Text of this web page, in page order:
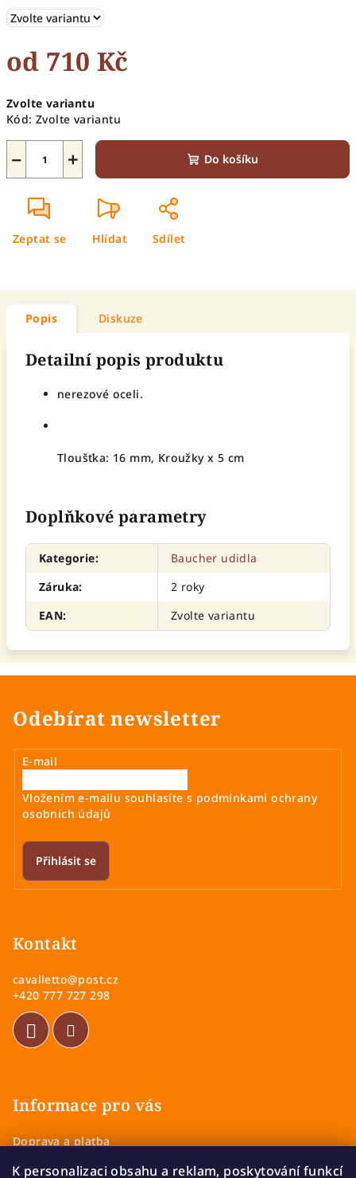
K personalizaci obsahu a reklam, poskytování funkcí
od 710 Kč
cena:
Zvolte variantu
Kód: Zvolte variantu
+
− Do košíku
Zeptat se Hlídat Sdílet
Popis Diskuze
Detailní popis produktu
nerezové oceli.
Tloušťka: 16 mm, Kroužky x 5 cm
Doplňkové parametry
Kategorie:
Baucher udidla
Záruka:
2 roky
EAN: Zvolte variantu
Odebírat newsletter
E-mail
Vložením e-mailu souhlasíte s podmínkami ochrany
osobních údajů
Přihlásit se
Kontakt
cavalletto@post.cz
+420 777 727 298
Informace pro vás
Doprava a platba